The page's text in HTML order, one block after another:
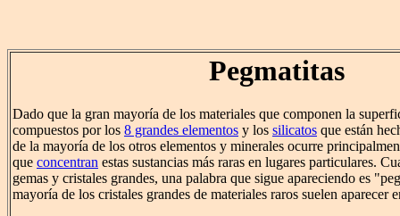
Pegmatitas
Dado que la gran mayoría de los materiales que componen la
compuestos por los 8 grandes elementos y los silicatos que están
de la mayoría de los otros elementos y minerales ocurre
que concentran estas sustancias más raras en lugares particulares.
gemas y cristales grandes, una palabra que sigue apareciendo es
mayoría de los cristales grandes de materiales raros suelen aparecer